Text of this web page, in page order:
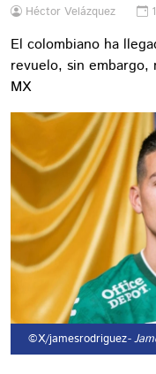
Héctor Velázquez
El colombiano ha
revuelo, sin embargo,
MX
©X/jamesrodriguez-